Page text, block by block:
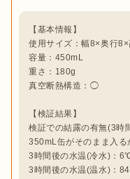
【基本情報】
使用サイズ：幅8×奥行
容量：450mL
重さ：180g
真空断熱構造：◯
【検証結果】
検証での結露の有無(3時
350mL缶がそのまま入
3時間後の水温(冷水)：
3時間後の水温(温水)：